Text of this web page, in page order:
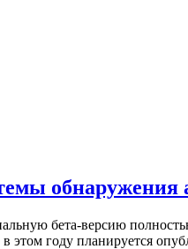
обнаружения
бета-версию
в этом году планируется